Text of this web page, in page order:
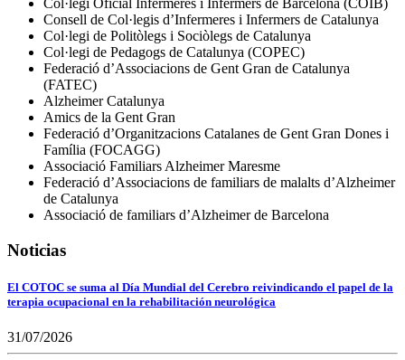
Col·legi Oficial Infermeres i Infermers de Barcelona (COIB)
Consell de Col·legis d’Infermeres i Infermers de Catalunya
Col·legi de Politòlegs i Sociòlegs de Catalunya
Col·legi de Pedagogs de Catalunya (COPEC)
Federació d’Associacions de Gent Gran de Catalunya
(FATEC)
Alzheimer Catalunya
Amics de la Gent Gran
Federació d’Organitzacions Catalanes de Gent Gran Dones i
Família (FOCAGG)
Associació Familiars Alzheimer Maresme
Federació d’Associacions de familiars de malalts d’Alzheimer
de Catalunya
Associació de familiars d’Alzheimer de Barcelona
Noticias
El COTOC se suma al Día Mundial del Cerebro reivindicando el papel de la
terapia ocupacional en la rehabilitación neurológica
31/07/2026